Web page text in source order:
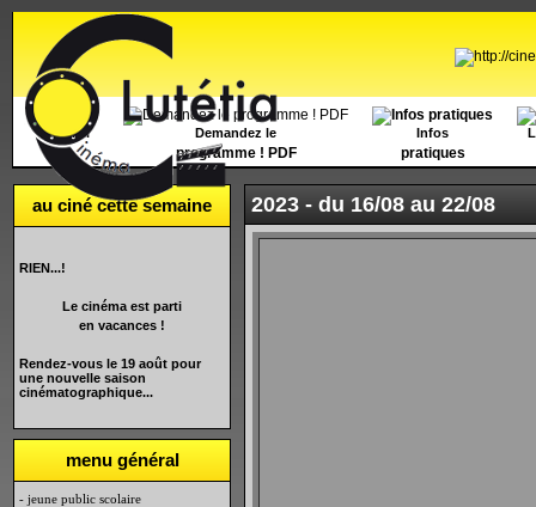
Accueil Demandez le
programme ! PDF
Infos
pratiques
au ciné cette semaine
RIEN...!
Le cinéma est parti
en vacances !
Rendez-vous le 19 août pour
une nouvelle saison
cinématographique...
menu général
- jeune public scolaire
2023 - du 16/08 au 22/08